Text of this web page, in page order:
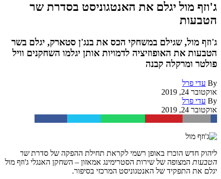
ג'וזף מול יגלם את האנטגוניסט בסדרת שר
הטבעות
ג'וזף מול, שגילם במשחקי הכס את בנג'ן סטארק, יגלם בשר
הטבעות את האופוזיציה לדמויות אותן יגלמו השחקנים וויל
פולטר ומרקלה קבנה
By עדי פרל
אוקטובר 24, 2019
By עדי פרל
אוקטובר 24, 2019
ליהוק חדש הוכרז באופן רשמי לקראת תחילת ההפקה של סדרתשר
הטבעות המצופה של שירות הסטרימינג אמאזון – השחקן האנגלי ג'וזף מול
יגלם את התפקיד של האנטגוניסט המרכזי בסיפור.